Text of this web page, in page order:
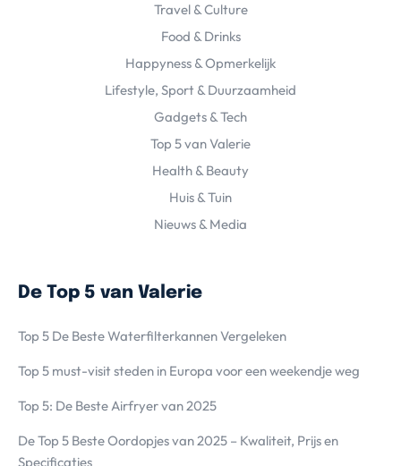
Travel & Culture
Food & Drinks
Happyness & Opmerkelijk
Lifestyle, Sport & Duurzaamheid
Gadgets & Tech
Top 5 van Valerie
Health & Beauty
Huis & Tuin
Nieuws & Media
De Top 5 van Valerie
Top 5 De Beste Waterfilterkannen Vergeleken
Top 5 must-visit steden in Europa voor een weekendje weg
Top 5: De Beste Airfryer van 2025
De Top 5 Beste Oordopjes van 2025 – Kwaliteit, Prijs en
Specificaties